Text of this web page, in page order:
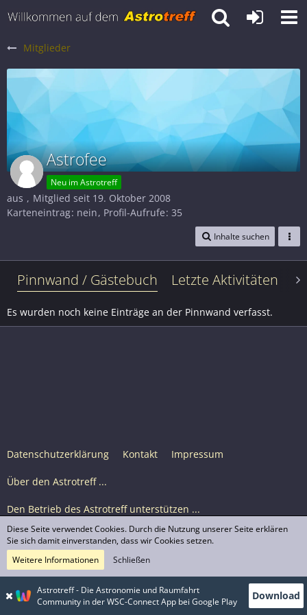
Mitglieder
Astrofee
Neu im Astrotreff
aus
Mitglied seit 19. Oktober 2008
Karteneintrag nein Profil-Aufrufe 35
Inhalte suchen
Pinnwand / Gästebuch Letzte Aktivitäten
Es wurden noch keine Einträge an der Pinnwand verfasst.
Datenschutzerklärung Kontakt Impressum
Über den Astrotreff ...
Den Betrieb des Astrotreff unterstützen ...
Nutzungsbedingungen
© Astrotreff 2001-2026, lizenziert unter CC BY-SA,
sofern für einzelne Inhalte nicht anders angegeben
Astrotreff - Die Astronomie und Raumfahrt
Community in der WSC-Connect App bei Google Play
Download
Diese Seite verwendet Cookies. Durch die Nutzung unserer Seite erklären
Sie sich damit einverstanden, dass wir Cookies setzen.
Weitere Informationen
Schließen